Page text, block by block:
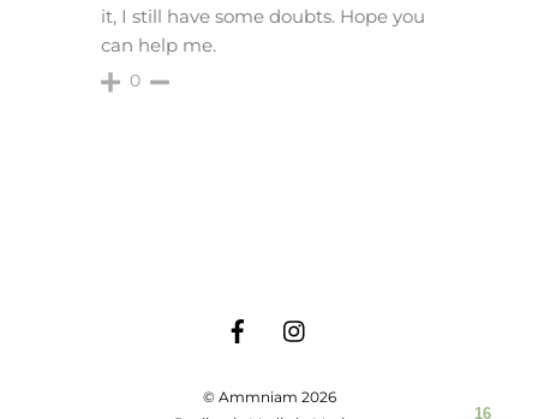
it, I still have some doubts. Hope you
can help me.
0
© Ammniam 2026
16